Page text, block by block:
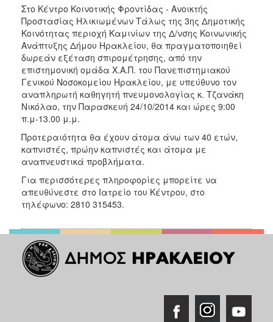
Κέντρα
Δημιουργικής
Απασχόλησης
Παιδιών
(Κ.Δ.Α.Π.)
Κέντρα
Ημερήσιας
Φροντίδας
Ηλικιωμένων
(Κ.Η.Φ.Η.)
Κ.Δ.Α.Π.Α.μεΑ.
Αδειοδότηση
Έλεγχος
Βρεφονηπιακών
Σταθμών
Δημοτικό
Ιατρείο
Ξενώνας
Φιλοξενίας
Στo Κέντρο Κοινοτικής Φροντίδας - Ανοικτής
Προστασίας Ηλικιωμένων Τάλως της 3ης Δημοτικής
Κοινότητας περιοχή Καμινίων της Δ/νσης Κοινωνικής
Ανάπτυξης Δήμου Ηρακλείου, θα πραγματοποιηθεί
δωρεάν εξέταση σπιρομέτρησης, από την
επιστημονική ομάδα Χ.Α.Π. του Πανεπιστημιακού
Γενικού Νοσοκομείου Ηρακλείου, με υπεύθυνο τον
αναπληρωτή καθηγητή πνευμονολογίας κ. Τζανάκη
Νικόλαο, την Παρασκευή 24/10/2014 και ώρες 9:00
π.μ-13.00 μ.μ.
Προτεραιότητα θα έχουν άτομα άνω των 40 ετών,
καπνιστές, πρώην καπνιστές και άτομα με
αναπνευστικά προβλήματα.
Για περισσότερες πληροφορίες μπορείτε να
απευθύνεστε στο Ιατρείο του Κέντρου, στο
τηλέφωνο: 2810 315453.